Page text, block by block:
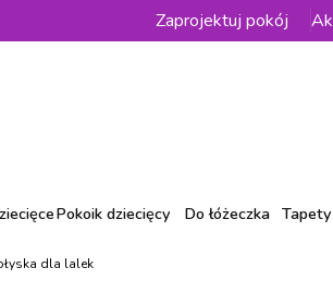
Zaprojektuj pokój
Pokoik dziecięcy Do łóżeczka
dla lalek